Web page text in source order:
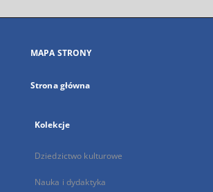
się
karcie
MAPA STRONY
Strona główna
Kolekcje
Dziedzictwo kulturowe
Nauka i dydaktyka